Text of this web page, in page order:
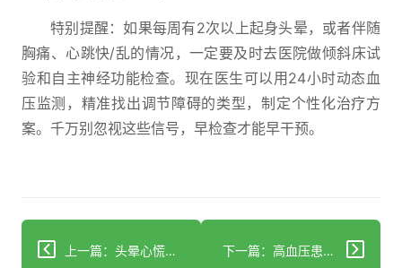
特别提醒：如果每周有2次以上起身头晕，或者伴随
胸痛、心跳快/乱的情况，一定要及时去医院做倾斜床试
验和自主神经功能检查。现在医生可以用24小时动态血
压监测，精准找出调节障碍的类型，制定个性化治疗方
案。千万别忽视这些信号，早检查才能早干预。
上一篇：头晕心慌失眠？警惕高血压预警信号 下一篇：高血压患者：晨起血压管理与科学服药指南